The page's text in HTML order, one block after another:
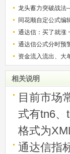
解）
龙头蓄力突破战
的技巧（图解）
同花顺自定公式编
通达信：买了就涨
通达信公式分时预
资金流入流出、大
相关说明
目前市场
式有tn6
格式为
通达信指